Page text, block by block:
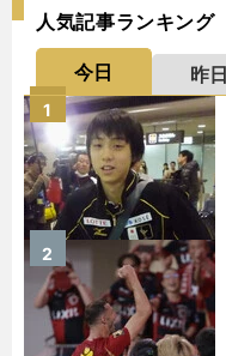
人気記事ランキング
今日 昨日
1
2